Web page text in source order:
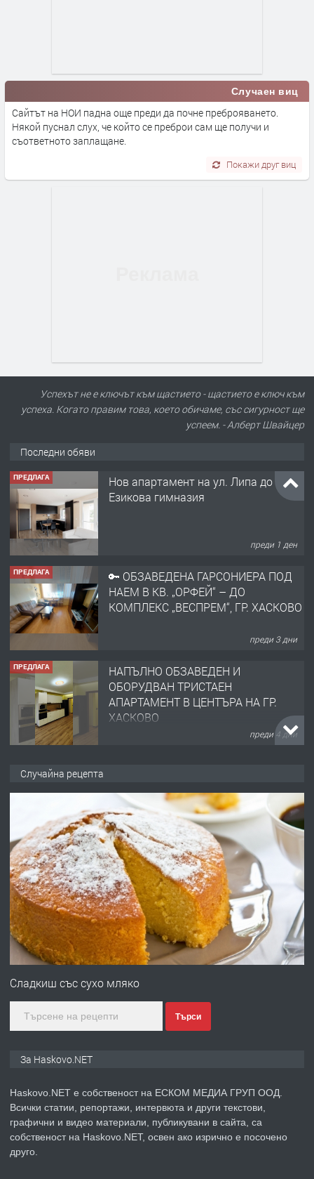
Случаен виц
Сайтът на НОИ падна още преди да почне преброяването.
Някой пуснал слух, че който се преброи сам ще получи и
съответното заплащане.
Покажи друг виц
Успехът не е ключът към щастието - щастието е ключ към
успеха. Когато правим това, което обичаме, със сигурност ще
успеем. - Алберт Швайцер
Последни обяви
ПРЕДЛАГА
Нов апартамент на ул. Липа до
Езикова гимназия
преди 1 ден
ПРЕДЛАГА
🔑 ОБЗАВЕДЕНА ГАРСОНИЕРА ПОД
НАЕМ В КВ. „ОРФЕЙ“ – ДО
КОМПЛЕКС „ВЕСПРЕМ“, ГР. ХАСКОВО
преди 3 дни
ПРЕДЛАГА
НАПЪЛНО ОБЗАВЕДЕН И
ОБОРУДВАН ТРИСТАЕН
АПАРТАМЕНТ В ЦЕНТЪРА НА ГР.
ХАСКОВО
преди 4 дни
преди 4 дни
ПРЕДЛАГА
№4120 Магазин/Офис под наем в кв.
Любен Каравелов, Хасково-близо до
градската градина!
преди 4 дни
ПРЕДЛАГА
ПРОСТОРЕН ТРИСТАЕН
КУБА
преди 5 дни
ПРЕДЛАГА СГЛОБЯВАНЕ НА МЕБЕЛИ.
Случайна рецепта
Сладкиш със сухо мляко
Търси
За Haskovo.NET
Haskovo.NET е собственост на ЕСКОМ МЕДИА ГРУП ООД.
Всички статии, репортажи, интервюта и други текстови,
графични и видео материали, публикувани в сайта, са
собственост на Haskovo.NET, освен ако изрично е посочено
друго.